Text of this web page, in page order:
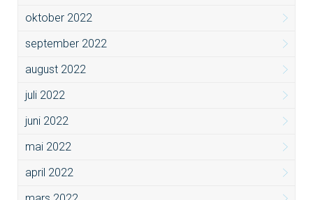
oktober 2022
september 2022
august 2022
juli 2022
juni 2022
mai 2022
april 2022